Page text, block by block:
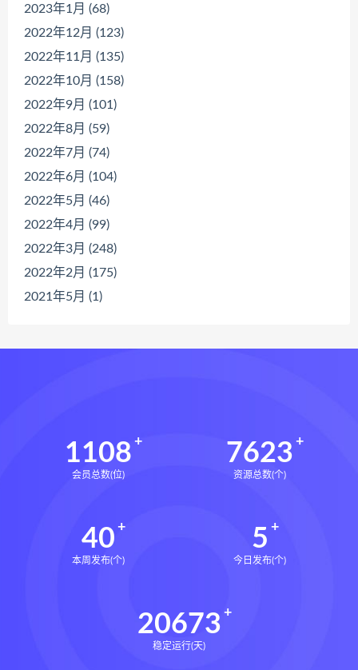
2023年1月 (68)
2022年12月 (123)
2022年11月 (135)
2022年10月 (158)
2022年9月 (101)
2022年8月 (59)
2022年7月 (74)
2022年6月 (104)
2022年5月 (46)
2022年4月 (99)
2022年3月 (248)
2022年2月 (175)
2021年5月 (1)
1108
会员总数(位)
7623
资源总数(个)
40
本周发布(个)
5
今日发布(个)
20673
稳定运行(天)